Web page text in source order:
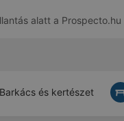
alatt a Prospecto.hu
Barkács és kertészet